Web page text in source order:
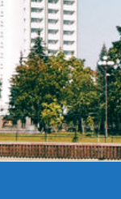
питании